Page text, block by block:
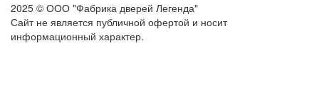
2025 © ООО "Фабрика дверей Легенда"
Сайт не является публичной офертой и носит
информационный характер.